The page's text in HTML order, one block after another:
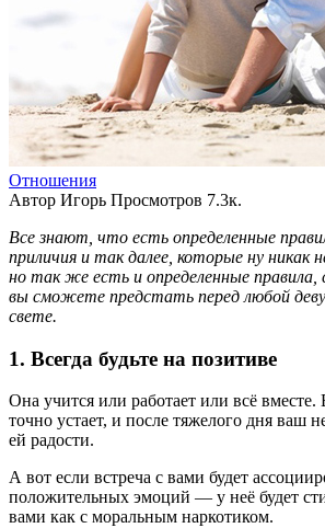
Отношения
Автор Игорь Просмотров 7.3к.
Все знают, что есть определенные
приличия и так далее, которые ну никак
но так же есть и определенные правила,
вы сможете предстать перед любой
свете.
1. Всегда будьте на позитиве
Она учится или работает или всё
точно устает, и после тяжелого дня ваш
ей радости.
А вот если встреча с вами будет
положительных эмоций — у неё будет
вами как с моральным наркотиком.